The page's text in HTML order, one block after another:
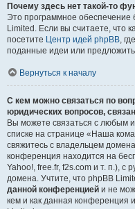
Почему здесь нет такой-то
Это программное
Limited. Если вы считаете, что
посетите Центр идей phpBB ,
поданные идеи или предложить
Вернуться к началу
С кем можно связаться по
юридических вопросов,
Вы можете связаться с любым
списке на странице «Наша
свяжитесь с владельцем
конференция находится на
Yahoo!, free.fr, f2s.com и т. п.), с
домена. Учтите, что phpBB
данной конференцией и не
кем и как данная конференция